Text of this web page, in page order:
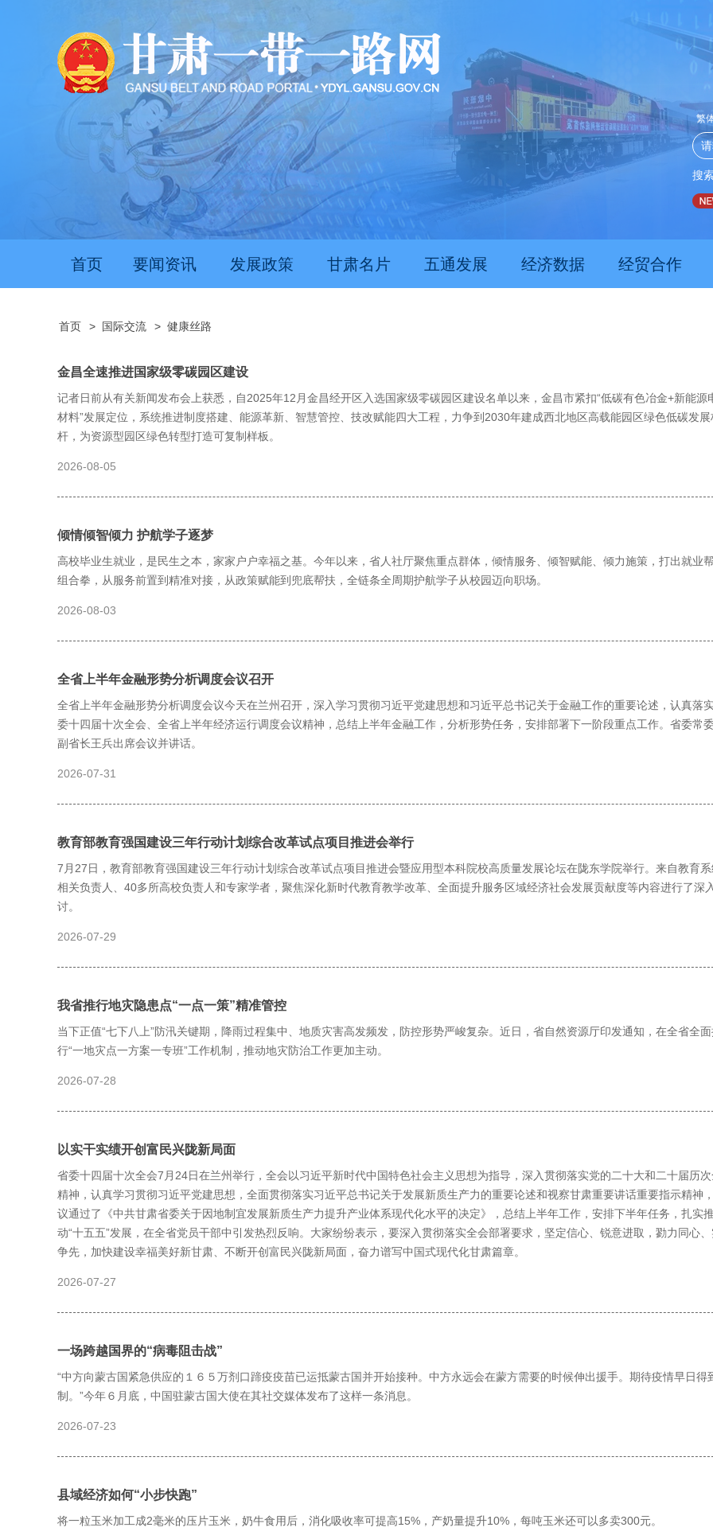
繁
搜
兰州陇原竞技1∶0战胜北京理工 中铁十一局承建一水资源
首页 要闻资讯 发展政策 甘肃名片 五通发展 经济数据 经贸合作
首页 > 国际交流 > 健康丝路
金昌全速推进国家级零碳园区建设
记者日前从有关新闻发布会上获悉，自2025年12月金昌经开区入选国家级零碳园区建设名单以来，金昌市紧扣“低碳有色冶金+新能源
材料”发展定位，系统推进制度搭建、能源革新、智慧管控、技改赋能四大工程，力争到2030年建成西北地区高载能园区绿色低碳发展
杆，为资源型园区绿色转型打造可复制样板。
2026-08-05
倾情倾智倾力 护航学子逐梦
高校毕业生就业，是民生之本，家家户户幸福之基。今年以来，省人社厅聚焦重点群体，倾情服务、倾智赋能、倾力施策，打出就业
组合拳，从服务前置到精准对接，从政策赋能到兜底帮扶，全链条全周期护航学子从校园迈向职场。
2026-08-03
全省上半年金融形势分析调度会议召开
全省上半年金融形势分析调度会议今天在兰州召开，深入学习贯彻习近平党建思想和习近平总书记关于金融工作的重要论述，认真落
委十四届十次全会、全省上半年经济运行调度会议精神，总结上半年金融工作，分析形势任务，安排部署下一阶段重点工作。省委常
副省长王兵出席会议并讲话。
2026-07-31
教育部教育强国建设三年行动计划综合改革试点项目推进会举行
7月27日，教育部教育强国建设三年行动计划综合改革试点项目推进会暨应用型本科院校高质量发展论坛在陇东学院举行。来自教育
相关负责人、40多所高校负责人和专家学者，聚焦深化新时代教育教学改革、全面提升服务区域经济社会发展贡献度等内容进行了深
讨。
2026-07-29
我省推行地灾隐患点“一点一策”精准管控
当下正值“七下八上”防汛关键期，降雨过程集中、地质灾害高发频发，防控形势严峻复杂。近日，省自然资源厅印发通知，在全省全
行“一地灾点一方案一专班”工作机制，推动地灾防治工作更加主动。
2026-07-28
以实干实绩开创富民兴陇新局面
省委十四届十次全会7月24日在兰州举行，全会以习近平新时代中国特色社会主义思想为指导，深入贯彻落实党的二十大和二十届历
精神，认真学习贯彻习近平党建思想，全面贯彻落实习近平总书记关于发展新质生产力的重要论述和视察甘肃重要讲话重要指示精神
议通过了《中共甘肃省委关于因地制宜发展新质生产力提升产业体系现代化水平的决定》，总结上半年工作，安排下半年任务，扎实
动“十五五”发展，在全省党员干部中引发热烈反响。大家纷纷表示，要深入贯彻落实全会部署要求，坚定信心、锐意进取，勠力同心
争先，加快建设幸福美好新甘肃、不断开创富民兴陇新局面，奋力谱写中国式现代化甘肃篇章。
2026-07-27
一场跨越国界的“病毒阻击战”
“中方向蒙古国紧急供应的１６５万剂口蹄疫疫苗已运抵蒙古国并开始接种。中方永远会在蒙方需要的时候伸出援手。期待疫情早日得
制。”今年６月底，中国驻蒙古国大使在其社交媒体发布了这样一条消息。
2026-07-23
县域经济如何“小步快跑”
将一粒玉米加工成2毫米的压片玉米，奶牛食用后，消化吸收率可提高15%，产奶量提升10%，每吨玉米还可以多卖300元。